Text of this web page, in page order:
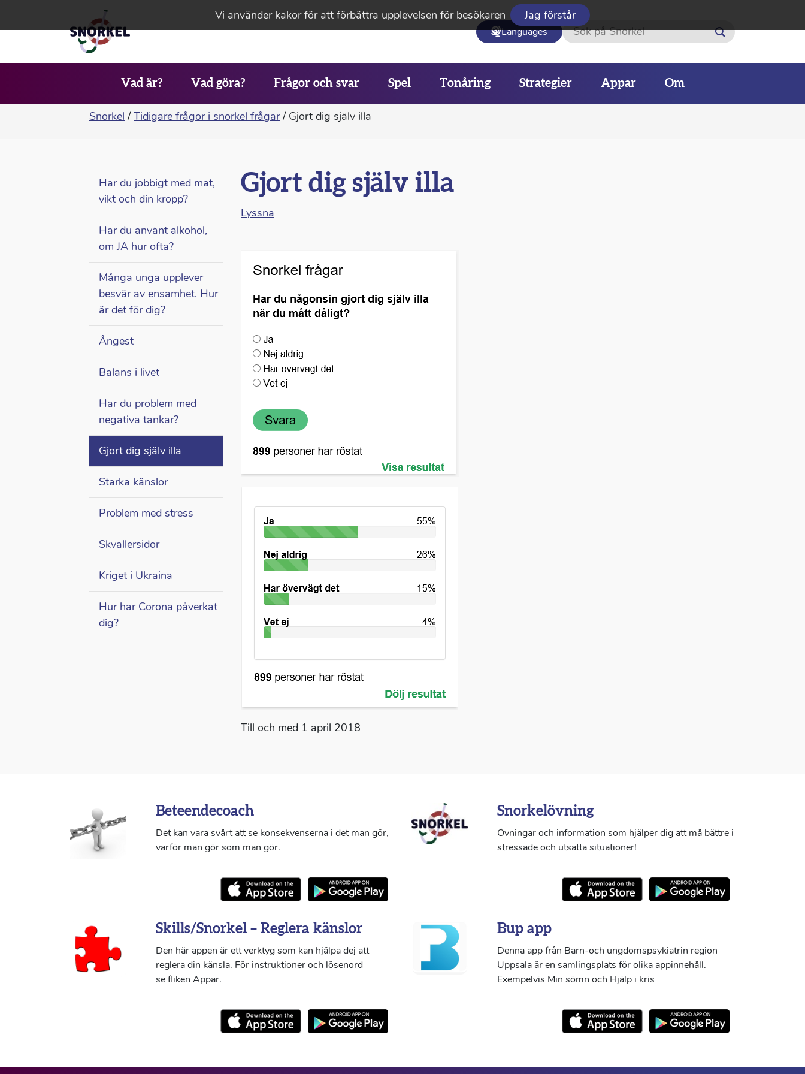
Vi använder kakor för att förbättra upplevelsen för besökaren Jag förstår
Languages Sök
Vad är? Vad göra? Frågor och svar Spel Tonåring Strategier Appar Om
Snorkel / Tidigare frågor i snorkel frågar /Gjort dig själv illa
Har du jobbigt med mat,
vikt och din kropp?
Har du använt alkohol,
om JA hur ofta?
Många unga upplever
besvär av ensamhet. Hur
är det för dig?
Ångest
Balans i livet
Har du problem med
negativa tankar?
Gjort dig själv illa
Starka känslor
Problem med stress
Skvallersidor
Kriget i Ukraina
Hur har Corona påverkat
dig?
Gjort dig själv illa
Lyssna
Till och med 1 april 2018
Beteendecoach
Det kan vara svårt att se konsekvenserna i det man gör,
varför man gör som man gör.
Snorkelövning
Övningar och information som hjälper dig att må bättre i
stressade och utsatta situationer!
Skills/Snorkel – Reglera känslor
Den här appen är ett verktyg som kan hjälpa dej att
reglera din känsla. För instruktioner och lösenord
se fliken Appar.
Bup app
Denna app från Barn-och ungdomspsykiatrin region
Uppsala är en samlingsplats för olika appinnehåll.
Exempelvis Min sömn och Hjälp i kris